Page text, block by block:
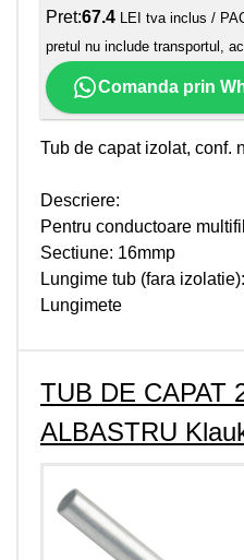
Pret:67.4 LEI tva inclus /
pretul nu include transportul,
Comanda prin
Tub de capat izolat, conf.
Descriere:
Pentru conductoare
Sectiune: 16mmp
Lungime tub (fara
Lungimete
TUB DE CAPAT
ALBASTRU